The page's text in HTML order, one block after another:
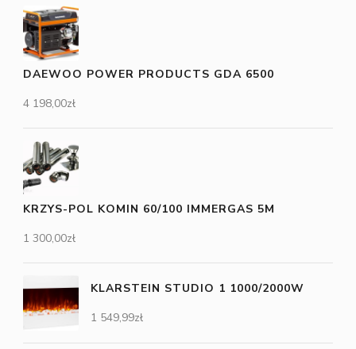
DAEWOO POWER PRODUCTS GDA 6500
4 198,00zł
KRZYS-POL KOMIN 60/100 IMMERGAS 5M
1 300,00zł
KLARSTEIN STUDIO 1 1000/2000W
1 549,99zł